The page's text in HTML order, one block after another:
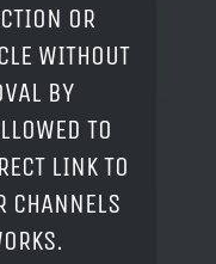
OR
WITHOUT
BY
TO
LINK TO
CHANNELS